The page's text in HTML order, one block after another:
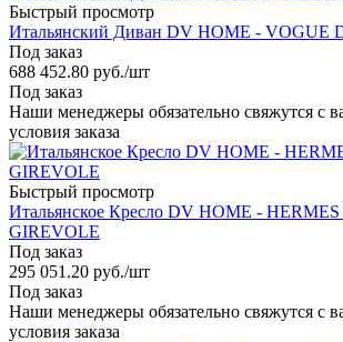
Быстрый просмотр
Итальянский Диван DV HOME - VOGUE
Под заказ
688 452.80 руб./шт
Под заказ
Наши менеджеры обязательно свяжутся с
условия заказа
Быстрый просмотр
Итальянское Кресло DV HOME -
GIREVOLE
Под заказ
295 051.20 руб./шт
Под заказ
Наши менеджеры обязательно свяжутся с
условия заказа